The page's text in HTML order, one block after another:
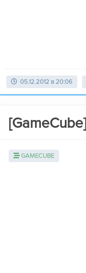
05.12.2012 в 20:06
GAMECUBE